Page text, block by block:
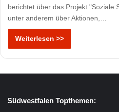
berichtet über das Projekt "Soziale
unter anderem über Aktionen,…
Weiterlesen >>
Südwestfalen Topthemen: